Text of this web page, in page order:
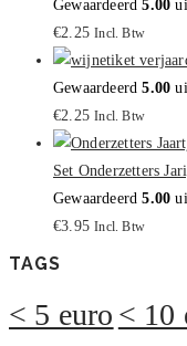
Gewaardeerd5.00
€2.25 Incl. Btw
Gewaardeerd5.00
€2.25 Incl. Btw
Set Onderzetters
Gewaardeerd5.00
€3.95 Incl. Btw
TAGS
< 5 euro < 10